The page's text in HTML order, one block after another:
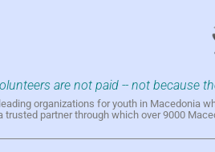
are not paid -- not because
organizations for youth in Macedonia
trusted partner through which over 9000